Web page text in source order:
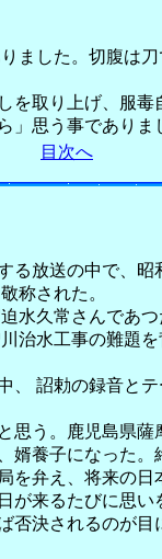
ました。切腹は刀
取り上げ、服毒
」思う事でありま
目次へ
る放送の中で、
称された。
水久常さんであ
治水工事の難題
詔勅の録音と
う。鹿児島県
養子になった。
弁え、将来の
来るたびに思い
否決されるのが